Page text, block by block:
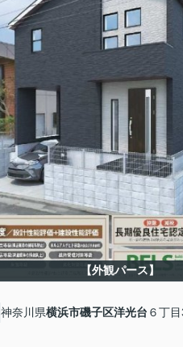
【外観パース】
神奈川県横浜市磯子区洋光台 ６丁